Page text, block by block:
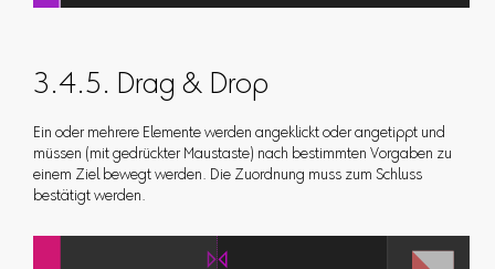
3.4.5. Drag & Drop
Ein oder mehrere Elemente werden angeklickt oder angetippt und
müssen (mit gedrückter Maustaste) nach bestimmten Vorgaben zu
einem Ziel bewegt werden. Die Zuordnung muss zum Schluss
bestätigt werden.